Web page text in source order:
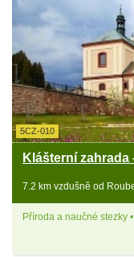
5CZ-010
Klášterní zahrada
7.2 km vzdušně od
Příroda a naučné stezky